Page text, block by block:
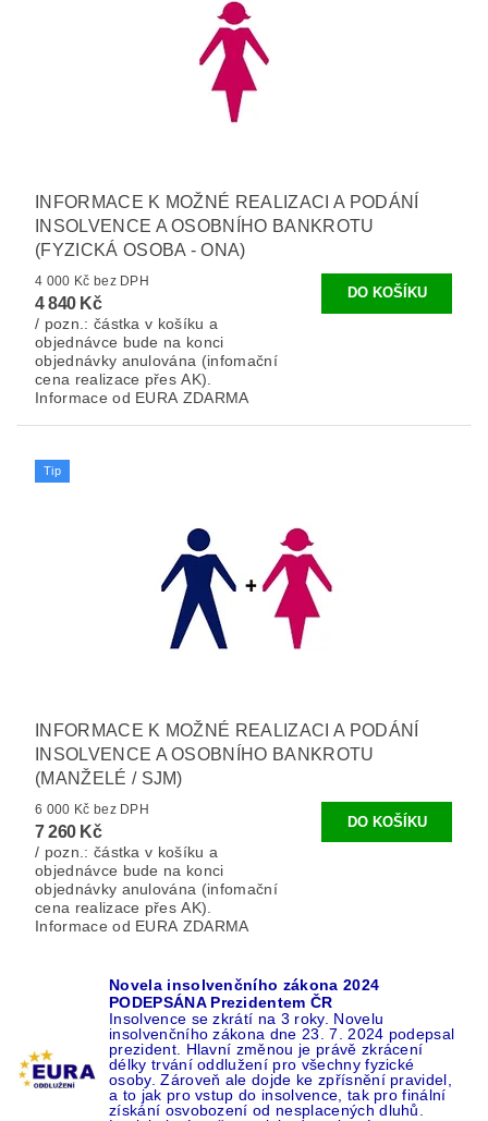
INFORMACE K MOŽNÉ REALIZACI A PODÁNÍ
INSOLVENCE A OSOBNÍHO BANKROTU
(FYZICKÁ OSOBA - ONA)
4 000 Kč bez DPH
4 840 Kč
/ pozn.: částka v košíku a
objednávce bude na konci
objednávky anulována (infomační
cena realizace přes AK).
Informace od EURA ZDARMA
Tip
INFORMACE K MOŽNÉ REALIZACI A PODÁNÍ
INSOLVENCE A OSOBNÍHO BANKROTU
(MANŽELÉ / SJM)
6 000 Kč bez DPH
7 260 Kč
/ pozn.: částka v košíku a
objednávce bude na konci
objednávky anulována (infomační
cena realizace přes AK).
Informace od EURA ZDARMA
Novela insolvenčního zákona 2024
PODEPSÁNA Prezidentem ČR
Insolvence se zkrátí na 3 roky. Novelu
insolvenčního zákona dne 23. 7. 2024 podepsal
prezident. Hlavní změnou je právě zkrácení
délky trvání oddlužení pro všechny fyzické
osoby. Zároveň ale dojde ke zpřísnění pravidel,
a to jak pro vstup do insolvence, tak pro finální
získání osvobození od nesplacených dluhů.